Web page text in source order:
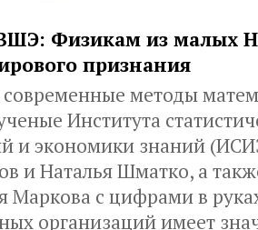
Физикам из малых
признания
методы
Института
и экономики знаний
и Наталья Шматко, а
с цифрами в
организаций имеет